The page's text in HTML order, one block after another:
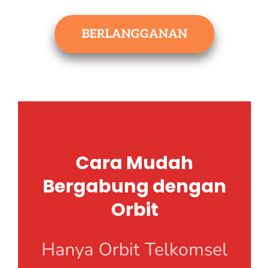
BERLANGGANAN
Cara Mudah
Bergabung dengan
Orbit
Hanya Orbit Telkomsel